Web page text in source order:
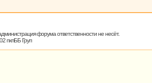
форума ответственности не несёт.
пхпББ Груп